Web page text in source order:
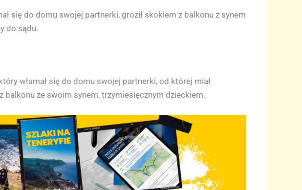
się do domu swojej partnerki, groził skokiem z balkonu z synem
do sądu.
włamał się do domu swojej partnerki, od której miał
balkonu ze swoim synem, trzymiesięcznym dzieckiem.